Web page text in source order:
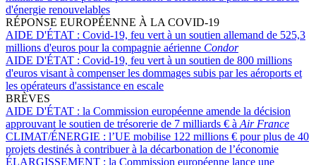
d'énergie renouvelables
RÉPONSE EUROPÉENNE À LA COVID-19
AIDE D'ÉTAT : Covid-19, feu vert à un soutien allemand de 525,3
millions d'euros pour la compagnie aérienne Condor
AIDE D'ÉTAT : Covid-19, feu vert à un soutien de 800 millions
d'euros visant à compenser les dommages subis par les aéroports et
les opérateurs d'assistance en escale
BRÈVES
AIDE D'ÉTAT : la Commission européenne amende la décision
approuvant le soutien de trésorerie de 7 milliards € à Air France
CLIMAT/ÉNERGIE : l’UE mobilise 122 millions € pour plus de 40
projets destinés à contribuer à la décarbonation de l’économie
ÉLARGISSEMENT : la Commission européenne lance une